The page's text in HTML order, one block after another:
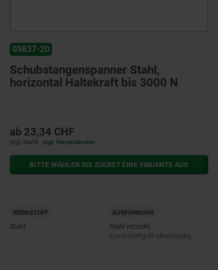
05837-20
Schubstangenspanner Stahl,
horizontal Haltekraft bis 3000 N
ab 23,34 CHF
zzgl. MwSt. zzgl. Versandkosten
BITTE WÄHLEN SIE ZUERST EINE VARIANTE AUS
WERKSTOFF
Stahl.
AUSFÜHRUNG
Stahl verzinkt.
Kunststoffgriff ölbeständig.